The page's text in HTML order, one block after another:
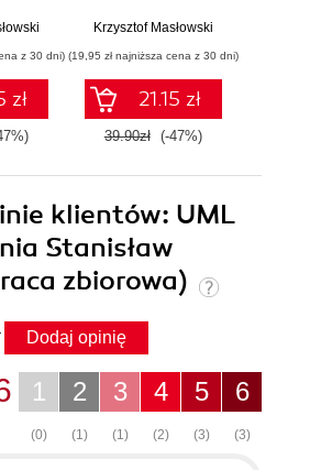
z 30 dni)
zł
Krzysztof Masłowski
(19,95 zł najniższa cena z 30 dni)
21.15 zł
39.90zł (-47%)
klientów: UML
Stanisław
zbiorowa)
Dodaj opinię
6
(3)
5
(3)
4
(2)
3
(1)
2
(1)
1
(0)